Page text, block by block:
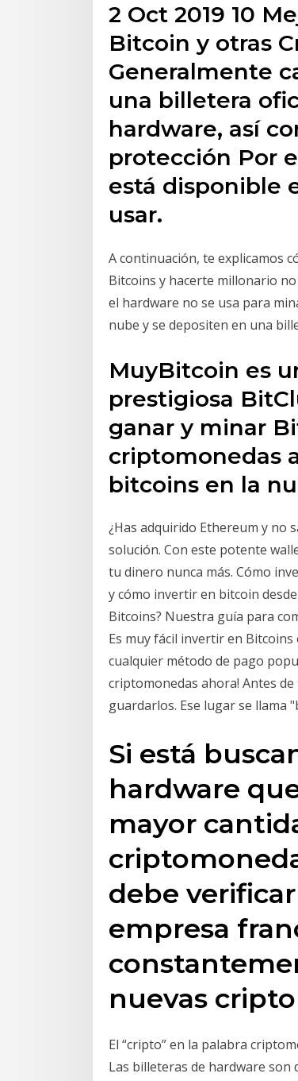
2 Oct 2019 10
Bitcoin y otras
Generalmente
una billetera
hardware, así
protección Por
está disponible
usar.
A continuación, te explicamos
Bitcoins y hacerte millonario
el hardware no se usa para
nube y se depositen en una
MuyBitcoin es
prestigiosa
ganar y minar
criptomonedas
bitcoins en la
¿Has adquirido Ethereum y no
solución. Con este potente
tu dinero nunca más. Cómo
y cómo invertir en bitcoin
Bitcoins? Nuestra guía para
Es muy fácil invertir en
cualquier método de pago
criptomonedas ahora! Antes
guardarlos. Ese lugar se llama
Si está
hardware
mayor
debe
empresa
nuevas
El “cripto” en la palabra
Las billeteras de hardware